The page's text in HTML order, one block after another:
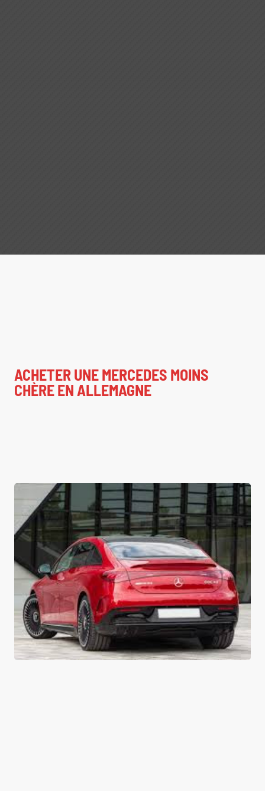
ACHETER UNE MERCEDES MOINS
CHÈRE EN ALLEMAGNE